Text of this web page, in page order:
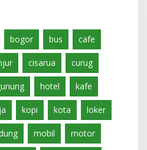
bogor bus cafe
cisarua curug
hotel kafe
kopi kota loker
mobil motor